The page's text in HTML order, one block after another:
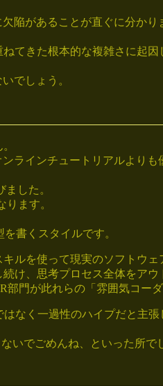
陥があることが直ぐに分か
てきた根本的な複雑さに起
でしょう。
ラインチュートリアルより
した。
ます。
書くスタイルです。
ルを使って現実のソフトウェ
け、思考プロセス全体をアウ
門が此れらの「雰囲気コー
なく一過性のハイプだと主張
いでごめんね、といった所で